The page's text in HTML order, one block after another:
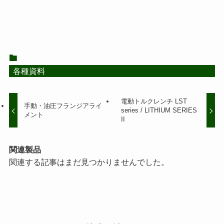
各種資料
手動・油圧フランジアライ
メント
電動トルクレンチ LST
series / LITHIUM SERIES
関連製品
関連する記事はまだ見つかりませんでした。